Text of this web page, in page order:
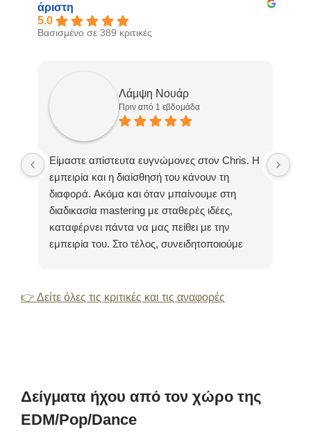
άριστη
5.0
Βασισμένο σε 389 κριτικές
Λάμψη Νουάρ
Πριν από 1 εβδομάδα
Είμαστε απίστευτα ευγνώμονες στον Chris. Η
εμπειρία και η διαίσθησή του κάνουν τη
διαφορά. Ακόμα και όταν μπαίνουμε στη
διαδικασία mastering με σταθερές ιδέες,
καταφέρνει πάντα να μας πείθει με την
εμπειρία του. Στο τέλος, συνειδητοποιούμε
ικανότητές του.
👉 Δείτε όλες τις κριτικές και τις αναφορές
Δείγματα ήχου από τον χώρο της
EDM/Pop/Dance